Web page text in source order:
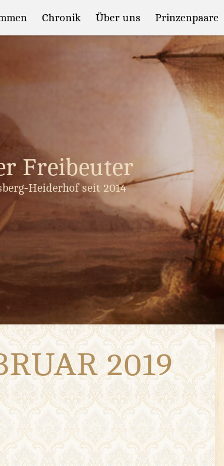
Chronik Über uns Prinzenpaare
Freibeuter
Heiderhof seit 2014
2019